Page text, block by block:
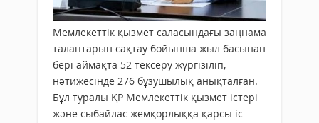
Мемлекеттік қызмет саласындағы заңнама
талаптарын сақтау бойынша жыл басынан
бері аймақта 52 тексеру жүргізіліп,
нәтижесінде 276 бұзушылық анықталған.
Бұл туралы ҚР Мемлекеттік қызмет істері
және сыбайлас жемқорлыққа қарсы іс-